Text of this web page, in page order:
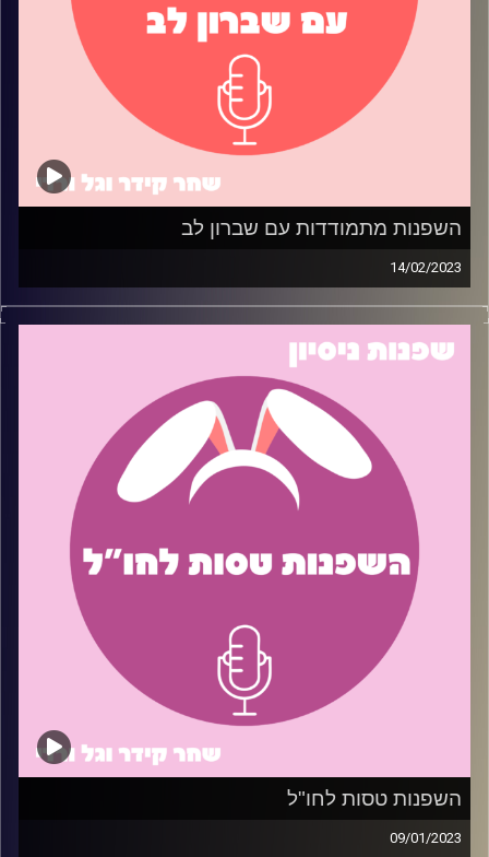
השפנות מתמודדות עם שברון לב
14/02/2023
שברת לי את הלב, אז שרפתי לך את החווה… בסדר, לא ממש.
אבל כן עשינו פרק בפודקאסט על התמודדות עם שברון לב!
בפרק זה, הזמנו שני ניצולי שברון לב לחלוק את הטיפים
הטובים ביותר שלהם כיצד לרפא לב שבור ולהמשיך הלאה. מי
יודע אולי תלמדו דבר או שניים על איך לאחות לב שבור. ואם
לא, ובכן….. תמיד יש טקילה (רק אל תשתכרו ותשלחו לאקס
אורחים: יובל גל וצח שמעון
קרדיט תמונות:שחר קידר וגל ורדי
קרדיט תמונות:
השפנות טסות לחו"ל
09/01/2023